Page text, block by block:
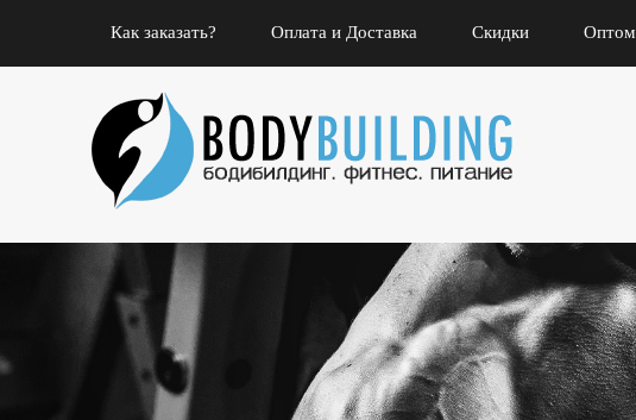
Как заказать? Оплата и Доставка Скидки Оптом